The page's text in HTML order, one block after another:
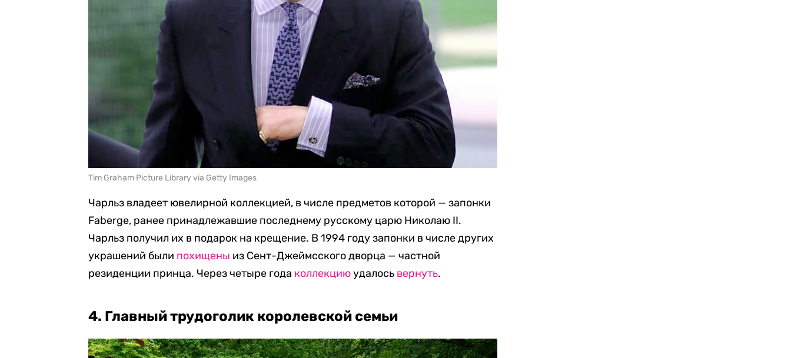
Tim Graham Picture Library via Getty Images
Чарльз владеет ювелирной коллекцией, в числе предметов которой — запонки
Faberge, ранее принадлежавшие последнему русскому царю Николаю II.
Чарльз получил их в подарок на крещение. В 1994 году запонки в числе других
украшений были похищены из Сент-Джеймсского дворца — частной
резиденции принца. Через четыре года коллекциюудалось вернуть.
4. Главный трудоголик королевской семьи